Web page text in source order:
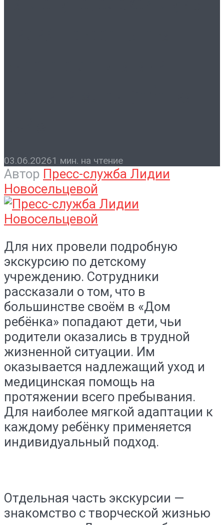
03.06.20261 мин. на чтение
Автор Пресс-служба Лидии
Новосельцевой
Для них провели подробную
экскурсию по детскому
учреждению. Сотрудники
рассказали о том, что в
большинстве своём в «Дом
ребёнка» попадают дети, чьи
родители оказались в трудной
жизненной ситуации. Им
оказывается надлежащий уход и
медицинская помощь на
протяжении всего пребывания.
Для наиболее мягкой адаптации к
каждому ребёнку применяется
индивидуальный подход.
Отдельная часть экскурсии —
знакомство с творческой жизнью